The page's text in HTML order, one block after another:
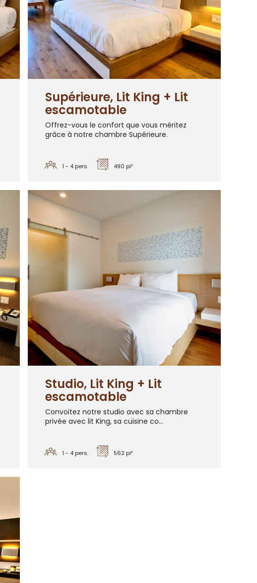
Supérieure, Lit King + Lit
escamotable
Offrez-vous le confort que vous méritez
grâce à notre chambre Supérieure.
1 - 4 pers. 490 pi²
Studio, Lit King + Lit
escamotable
Convoitez notre studio avec sa chambre
privée avec lit King, sa cuisine co...
1 - 4 pers. 562 pi²